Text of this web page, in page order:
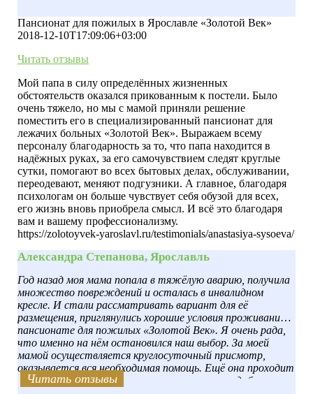
Читать отзывы
Читать отзывы
Читать отзывы
Читать отзывы
Читать отзывы
Читать отзывы
жизнь вновь приобрела смысл. И всё это благодаря вам и
вашему профессионализму.
Читать отзывы
Пансионат для пожилых в Ярославле «Золотой Век»
2018-12-10T17:09:06+03:00
Читать отзывы
Мой папа в силу определённых жизненных
обстоятельств оказался прикованным к постели. Было
очень тяжело, но мы с мамой приняли решение
поместить его в специализированный пансионат для
лежачих больных «Золотой Век». Выражаем всему
персоналу благодарность за то, что папа находится в
надёжных руках, за его самочувствием следят круглые
сутки, помогают во всех бытовых делах, обслуживании,
переодевают, меняют подгузники. А главное, благодаря
психологам он больше чувствует себя обузой для всех,
его жизнь вновь приобрела смысл. И всё это благодаря
вам и вашему профессионализму.
https://zolotoyvek-yaroslavl.ru/testimonials/anastasiya-sysoeva/
Александра Степанова, Ярославль
Год назад моя мама попала в тяжёлую аварию, получила
множество повреждений и осталась в инвалидном
кресле. И стали рассматривать вариант для её
размещения, приглянулись хорошие условия проживания в
пансионате для пожилых «Золотой Век». Я очень рада,
что именно на нём остановился наш выбор. За моей
мамой осуществляется круглосуточный присмотр,
оказывается вся необходимая помощь. Ещё она проходит
специализированное лечение, которое врач подобрал
Читать отзывы
Читать отзывы
Читать отзывы